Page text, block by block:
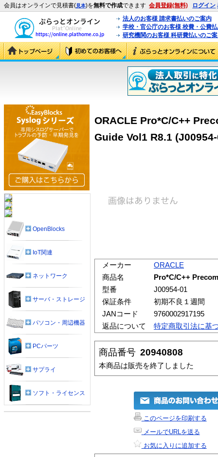
会員はオンラインで見積書(見本)を無料で作成できます 会員登録(無料) ログイン
法人のお客様 請求書払いのご案内
学校・官公庁のお客様 校費・公費
研究機関のお客様 科研費払いのご
ORACLE Pro*C/C++
Guide Vol1 R8.1
メーカー
ORACLE
商品名
Pro*C/C++
型番
J00954-01
保証条件
初期不良１週間
JANコード
9760002917195
返品について
特定商取引法に基
商品番号 20940808
本商品は販売を終了しました
このページを印刷する
メールでURLを送る
お気に入りに追加する
OpenBlocks
IoT関連
ネットワーク
サーバ・ストレージ
パソコン・周辺機器
PCパーツ
サプライ
ソフト・ライセンス